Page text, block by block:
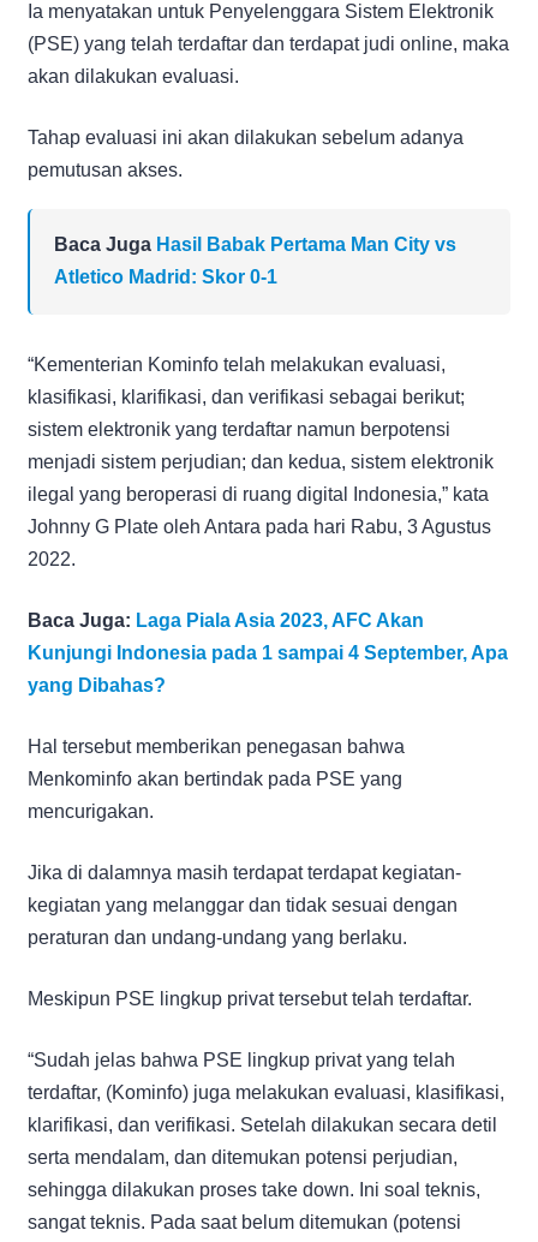
Ia menyatakan untuk Penyelenggara Sistem Elektronik
(PSE) yang telah terdaftar dan terdapat judi online, maka
akan dilakukan evaluasi.
Tahap evaluasi ini akan dilakukan sebelum adanya
pemutusan akses.
Baca Juga Hasil Babak Pertama Man City vs
Atletico Madrid: Skor 0-1
“Kementerian Kominfo telah melakukan evaluasi,
klasifikasi, klarifikasi, dan verifikasi sebagai berikut;
sistem elektronik yang terdaftar namun berpotensi
menjadi sistem perjudian; dan kedua, sistem elektronik
ilegal yang beroperasi di ruang digital Indonesia,” kata
Johnny G Plate oleh Antara pada hari Rabu, 3 Agustus
2022.
Baca Juga: Laga Piala Asia 2023, AFC Akan
Kunjungi Indonesia pada 1 sampai 4 September, Apa
yang Dibahas?
Hal tersebut memberikan penegasan bahwa
Menkominfo akan bertindak pada PSE yang
mencurigakan.
Jika di dalamnya masih terdapat terdapat kegiatan-
kegiatan yang melanggar dan tidak sesuai dengan
peraturan dan undang-undang yang berlaku.
Meskipun PSE lingkup privat tersebut telah terdaftar.
“Sudah jelas bahwa PSE lingkup privat yang telah
terdaftar, (Kominfo) juga melakukan evaluasi, klasifikasi,
klarifikasi, dan verifikasi. Setelah dilakukan secara detil
serta mendalam, dan ditemukan potensi perjudian,
sehingga dilakukan proses take down. Ini soal teknis,
sangat teknis. Pada saat belum ditemukan (potensi